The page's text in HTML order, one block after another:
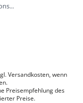
Versandkosten, wenn
Preisempfehlung des
Preise.